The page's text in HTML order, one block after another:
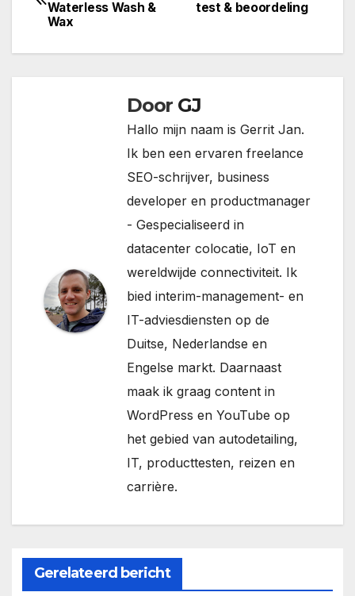
navigatie
test & beoordeling
Waterless Wash &
Wax
Door GJ
Hallo mijn naam is Gerrit Jan.
Ik ben een ervaren freelance
SEO-schrijver, business
developer en productmanager
- Gespecialiseerd in
datacenter colocatie, IoT en
wereldwijde connectiviteit. Ik
bied interim-management- en
IT-adviesdiensten op de
Duitse, Nederlandse en
Engelse markt. Daarnaast
maak ik graag content in
WordPress en YouTube op
het gebied van autodetailing,
IT, producttesten, reizen en
carrière.
Gerelateerd bericht